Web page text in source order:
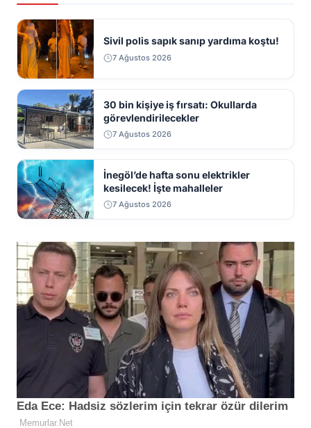
Sivil polis sapık sanıp yardıma koştu!
7 Ağustos 2026
30 bin kişiye iş fırsatı: Okullarda
görevlendirilecekler
7 Ağustos 2026
İnegöl’de hafta sonu elektrikler
kesilecek! İşte mahalleler
7 Ağustos 2026